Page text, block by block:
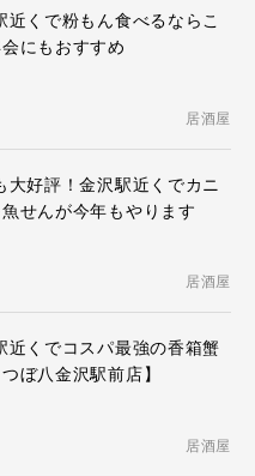
近くで粉もん食べるならこ
にもおすすめ
居酒屋
大好評！金沢駅近くでカニ
せんが今年もやります
居酒屋
近くでコスパ最強の香箱蟹
ぼ八金沢駅前店】
居酒屋